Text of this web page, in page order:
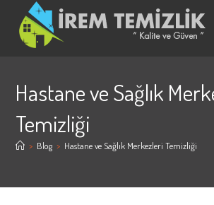
Hastane ve Sağlık
Temizliği
> Blog > Hastane ve Sağlık Merkezleri Temizliği